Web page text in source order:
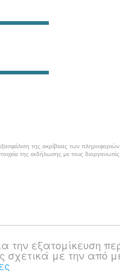
την εξατομίκευση
σχετικά με την από
της ακρίβειας των
της εκδήλωσης με τους διοργανωτές.
εκδηλώσεις στην Κύπρο.